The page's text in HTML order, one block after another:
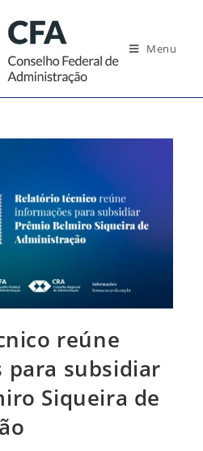
Menu
reúne
para subsidiar
Siqueira de